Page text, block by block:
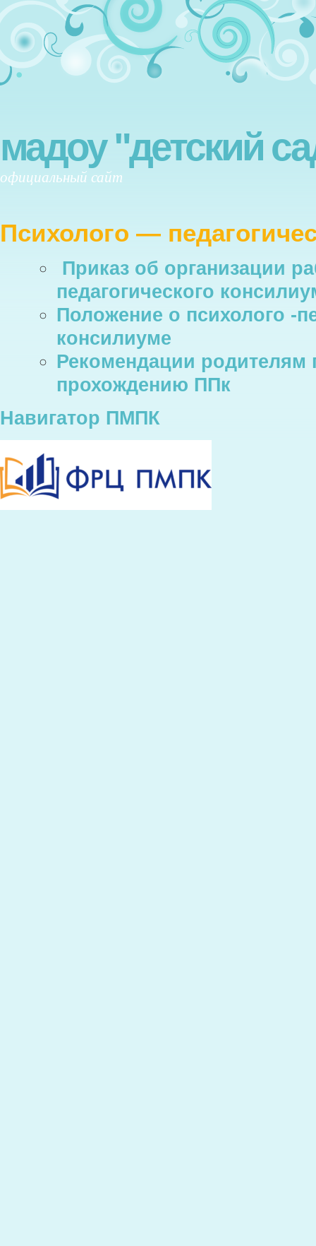
мадоу "детский
официальный сайт
Психолого —
Приказ об организации
педагогического
Положение о психолого -
консилиуме
Рекомендации родителям
прохождению ППк
Навигатор ПМПК